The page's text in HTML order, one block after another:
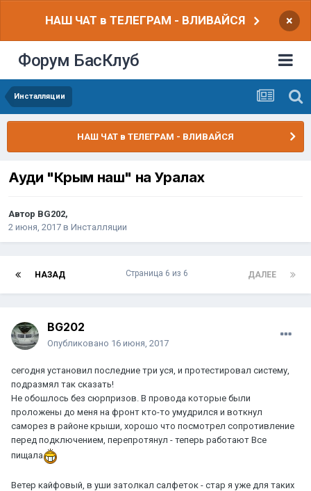
НАШ ЧАТ в ТЕЛЕГРАМ - ВЛИВАЙСЯ ×
Форум БасКлуб
Инсталляции
НАШ ЧАТ в ТЕЛЕГРАМ - ВЛИВАЙСЯ
Ауди "Крым наш" на Уралах
Автор BG202,
2 июня, 2017 в Инсталляции
НАЗАД ДАЛЕЕ
Страница 6 из 6
BG202
Опубликовано 16 июня, 2017
сегодня установил последние три уся, и протестировал систему,
подразмял так сказать!
Не обошлось без сюрпризов. В провода которые были
проложены до меня на фронт кто-то умудрился и воткнул
саморез в районе крыши, хорошо что посмотрел сопротивление
перед подключением, перепротянул - теперь работают Все
пищала
Ветер кайфовый, в уши затолкал салфеток - стар я уже для таких